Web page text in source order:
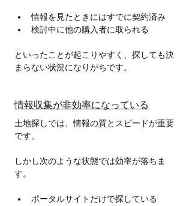
情報を見たときにはすでに契約済み
検討中に他の購入者に取られる
といったことが起こりやすく、探しても決
まらない状況になりがちです。
情報収集が非効率になっている
土地探しでは、情報の質とスピードが重要
です。
しかし次のような状態では効率が落ちま
す。
ポータルサイトだけで探している